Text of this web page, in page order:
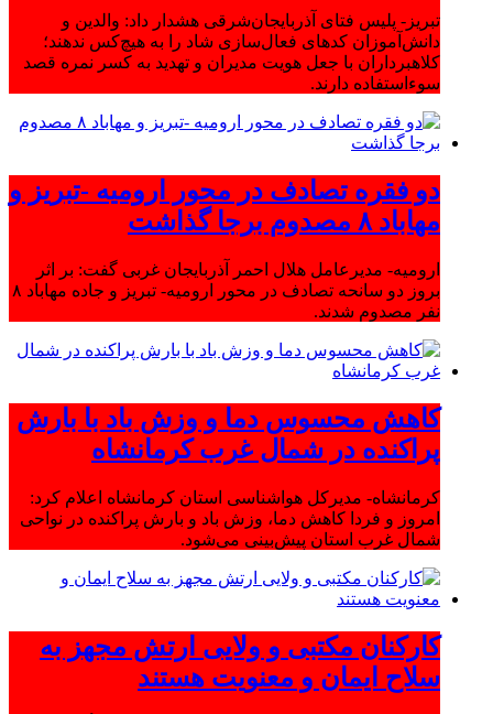
تبریز- پلیس فتای آذربایجان‌شرقی هشدار داد: والدین و
دانش‌آموزان کدهای فعال‌سازی شاد را به هیچ‌کس ندهند؛
کلاهبرداران با جعل هویت مدیران و تهدید به کسر نمره قصد
سوءاستفاده دارند.
دو فقره تصادف در محور ارومیه -تبریز و
مهاباد ۸ مصدوم برجا گذاشت
ارومیه- مدیرعامل هلال احمر آذربایجان غربی گفت: بر اثر
بروز دو سانحه تصادف در محور ارومیه- تبریز و جاده مهاباد ۸
نفر مصدوم شدند.
کاهش محسوس دما و وزش باد با بارش
پراکنده در شمال غرب کرمانشاه
کرمانشاه- مدیرکل هواشناسی استان کرمانشاه اعلام کرد:
امروز و فردا کاهش دما، وزش باد و بارش پراکنده در نواحی
شمال غرب استان پیش‌بینی می‌شود.
کارکنان مکتبی و ولایی ارتش مجهز به
سلاح ایمان و معنویت هستند